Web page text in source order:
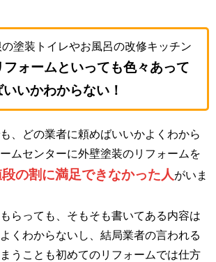
塗装トイレやお風呂の改修キッチン
フォームといっても色々あって
いかわからない！
、どの業者に頼めばいいかよくわから
ムセンターに外壁塗装のリフォームを
の割に満足できなかった人 がいま
らっても、そもそも書いてある内容は
くわからないし、結局業者の言われる
うことも初めてのリフォームでは仕方